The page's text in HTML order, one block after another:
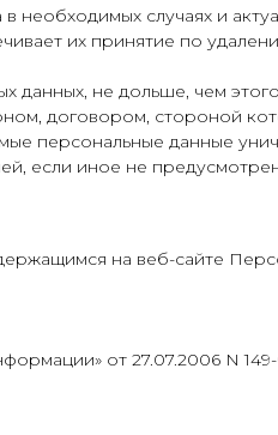
необходимых случаях и
их принятие по
данных, не дольше, чем
договором, стороной
персональные данные
если иное не
на веб-сайте
от 27.07.2006 N